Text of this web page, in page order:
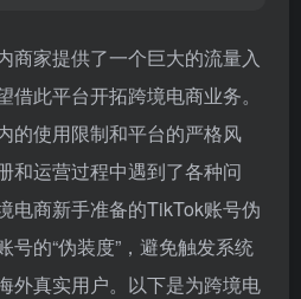
商家提供了一个巨大的流量入
此平台开拓跨境电商业务。
的使用限制和平台的严格风
和运营过程中遇到了各种问
电商新手准备的TikTok账号伪
号的“伪装度”，避免触发系统
外真实用户。以下是为跨境电